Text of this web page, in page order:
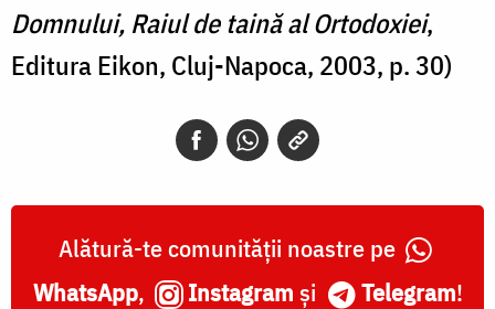
Domnului, Raiul de taină al Ortodoxiei,
Editura Eikon, Cluj-Napoca, 2003, p. 30)
Alătură-te comunității noastre pe
WhatsApp, Instagram și Telegram!